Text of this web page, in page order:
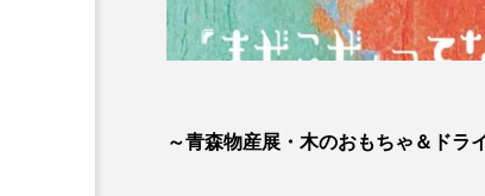
～青森物産展・木のおもちゃ＆ド